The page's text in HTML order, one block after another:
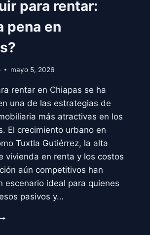
para rentar:
pena en
mayo 5, 2026
rentar en Chiapas se ha
una de las estrategias de
más atractivas en los
El crecimiento urbano en
Tuxtla Gutiérrez, la alta
vivienda en renta y los costos
aún competitivos han
escenario ideal para quienes
pasivos y…